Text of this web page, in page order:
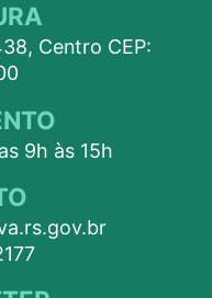
Centro CEP:
9h às 15h